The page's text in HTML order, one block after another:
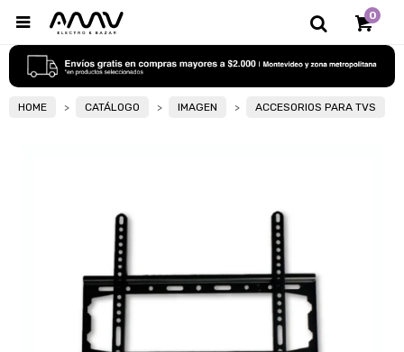
0

HOME CATÁLOGO IMAGEN ACCESORIOS PARA TVS